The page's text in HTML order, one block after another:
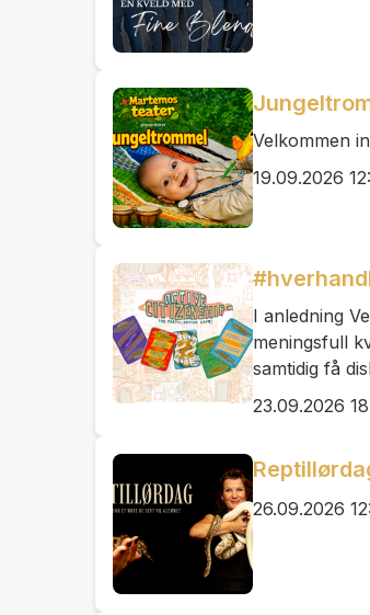
Velkommen
19.09.2026
I anledning
meningsfull
samtidig få
23.09.2026
26.09.2026